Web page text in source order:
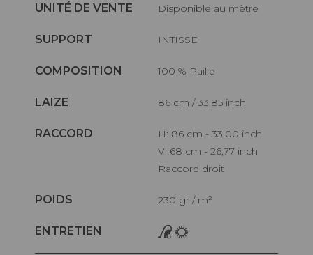
UNITÉ DE VENTE Disponible au mètre
SUPPORT INTISSE
COMPOSITION 100 % Paille
LAIZE 86 cm / 33,85 inch
RACCORD
H: 86 cm - 33,00 inch
V: 68 cm - 26,77 inch
Raccord droit
POIDS 230 gr / m²
ENTRETIEN